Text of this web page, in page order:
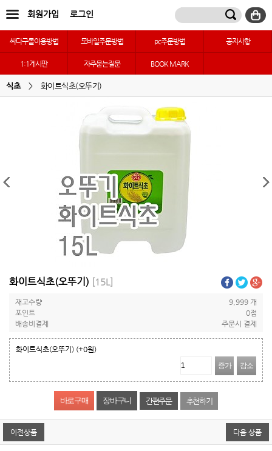
회원가입 로그인
싸다구몰이용방법 모바일주문방법 pc주문방법 공지사항
1:1게시판 자주묻는질문 BOOK MARK
식초 > 화이트식초(오뚜기)
화이트식초(오뚜기) [15L]
재고수량
9,999 개
포인트
0점
배송비결제
주문시 결제
화이트식초(오뚜기) (+0원)
증가
감소
간편주문 추천하기
이전상품 다음 상품